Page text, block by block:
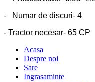
- Numar de discuri- 4
- Tractor necesar- 65 CP
Acasa
Despre noi
Sare
Ingrasaminte